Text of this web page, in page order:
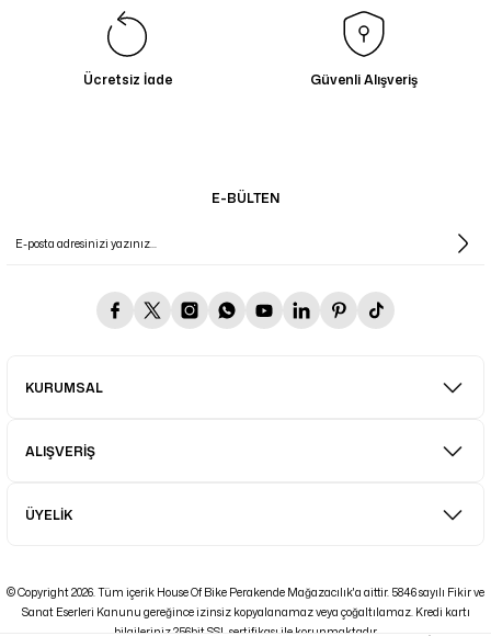
Ücretsiz İade Güvenli Alışveriş
E-BÜLTEN
KURUMSAL
ALIŞVERİŞ
ÜYELİK
© Copyright 2026. Tüm içerik House Of Bike Perakende Mağazacılık'a aittir. 5846 sayılı Fikir ve
Sanat Eserleri Kanunu gereğince izinsiz kopyalanamaz veya çoğaltılamaz. Kredi kartı
bilgileriniz 256bit SSL sertifikası ile korunmaktadır.